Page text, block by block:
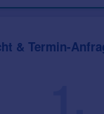
& Termin-